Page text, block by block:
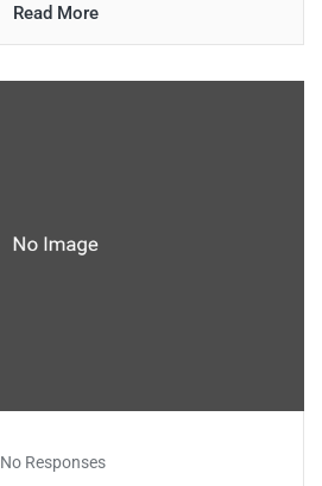
Read More
No Responses